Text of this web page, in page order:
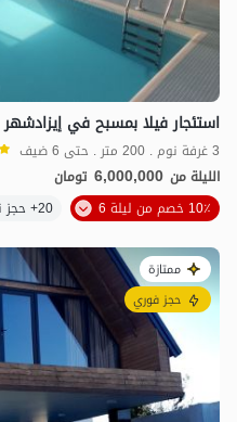
استئجار فيلا بمسبح في إيزادشهر
3 غرفة نوم . 200 متر . حتى 6 ضيف
الليلة من 6,000,000 تومان
10٪ خصم من ليلة 6
20+ حجز ناجح
ممتازة
حجز فوري